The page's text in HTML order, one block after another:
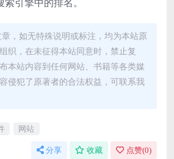
，如无特殊说明或标注，均为本站原
织，在未征得本站同意时，禁止复
本站内容到任何网站、书籍等各类媒
侵犯了原著者的合法权益，可联系我
网站
分享 收藏 点赞(0)